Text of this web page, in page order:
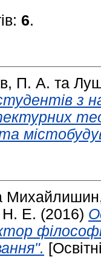
6.
П. А. та
з
Н. Е. (2016)